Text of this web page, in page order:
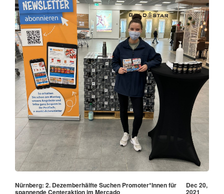
Nürnberg: 2. Dezemberhälfte Suchen Promoter*Innen für
spannende Centeraktion im Mercado
Dec 20,
2021